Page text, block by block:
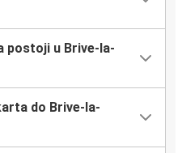
postoji u Brive-la-
do Brive-la-